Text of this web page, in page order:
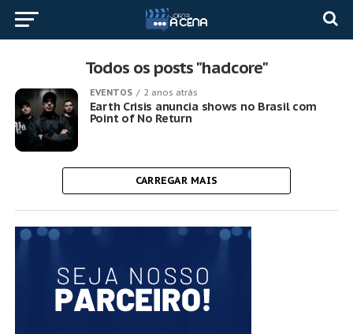
Todos os posts "hadcore"
EVENTOS 2 anos atrás
Earth Crisis anuncia shows no Brasil com
Point of No Return
CARREGAR MAIS